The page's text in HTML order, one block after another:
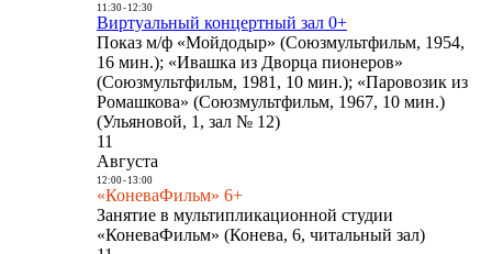
11:30- 12:30
Виртуальный концертный зал 0+
Показ м/ф «Мойдодыр» (Союзмультфильм, 1954,
16 мин.); «Ивашка из Дворца пионеров»
(Союзмультфильм, 1981, 10 мин.); «Паровозик из
Ромашкова» (Союзмультфильм, 1967, 10 мин.)
(Ульяновой, 1, зал № 12)
11
Августа
12:00- 13:00
«КоневаФильм» 6+
Занятие в мультипликационной студии
«КоневаФильм» (Конева, 6, читальный зал)